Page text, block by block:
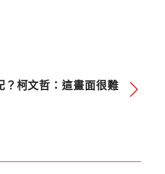
？柯文哲：這畫面很難